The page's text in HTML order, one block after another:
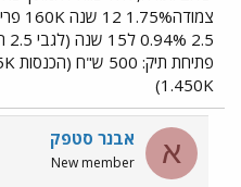
1.450K)
א אבנר סטפק
New member